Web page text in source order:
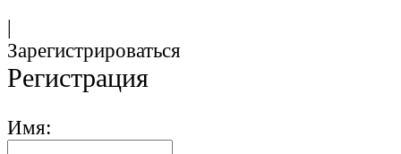
|
Зарегистрироваться
Регистрация
Имя: